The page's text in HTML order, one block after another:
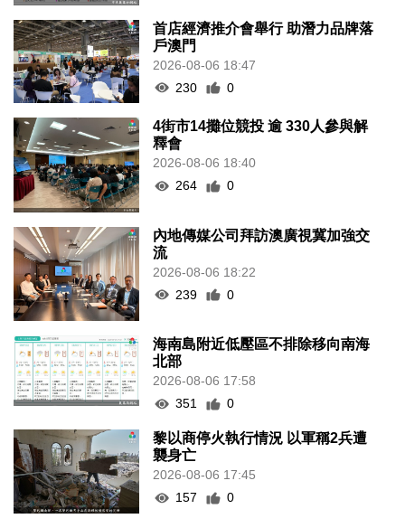
首店經濟推介會舉行 助潛力品牌落
戶澳門
2026-08-06 18:47
230
0
4街市14攤位競投 逾 330人參與解
釋會
2026-08-06 18:40
264
0
內地傳媒公司拜訪澳廣視冀加強交
流
2026-08-06 18:22
239
0
海南島附近低壓區不排除移向南海
北部
2026-08-06 17:58
351
0
黎以商停火執行情況 以軍稱2兵遭
襲身亡
2026-08-06 17:45
157
0